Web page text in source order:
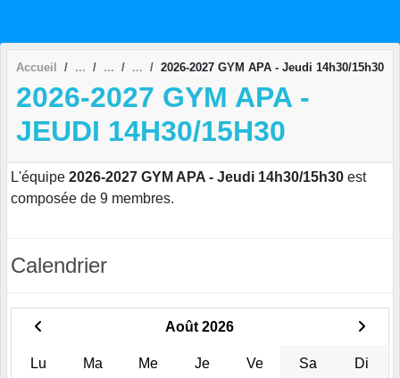
Accueil 2026-2027 GYM APA - Jeudi 14h30/15h30
2026-2027 GYM APA -
JEUDI 14H30/15H30
L'équipe 2026-2027 GYM APA - Jeudi 14h30/15h30 est
composée de 9 membres.
Calendrier
Août 2026
Lu Ma Me Je Ve Sa Di